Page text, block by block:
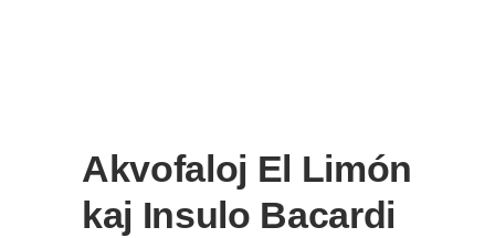
Akvofaloj El Limón
kaj Insulo Bacardi